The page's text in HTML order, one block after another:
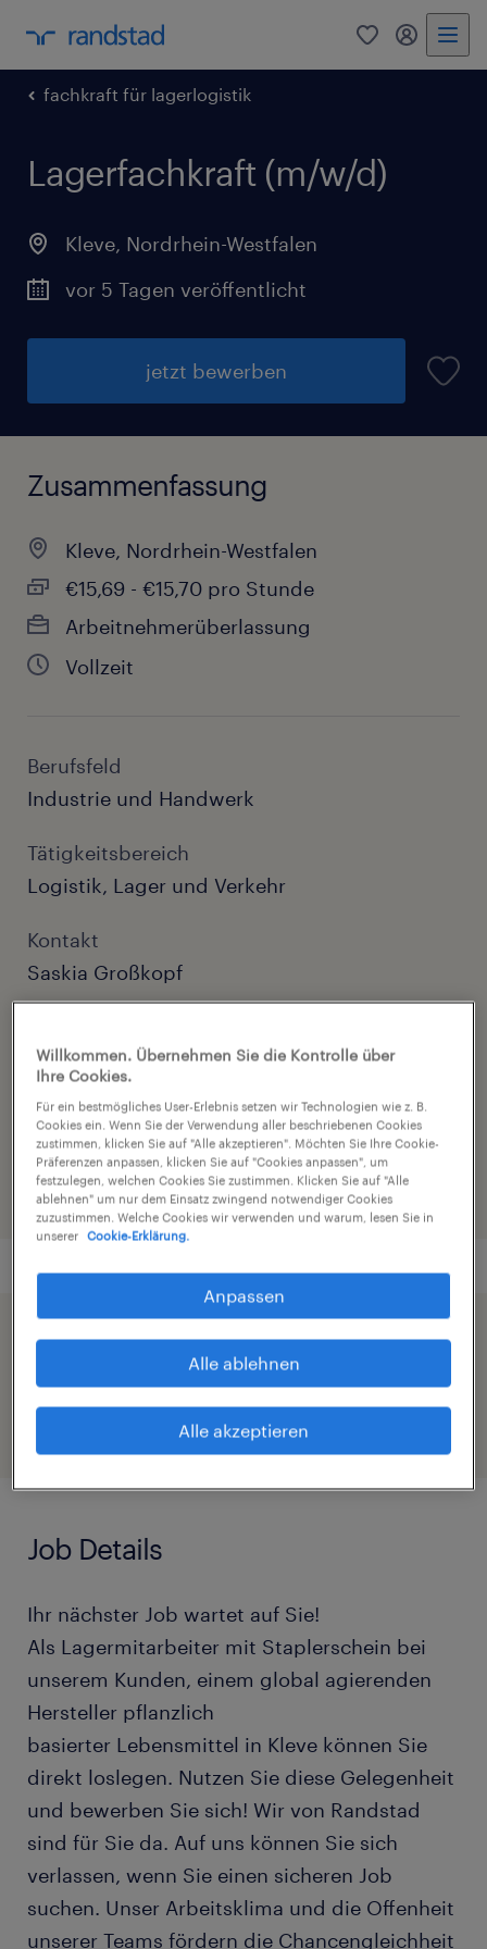
0 Mein
fachkraft für lagerlogistik
Lagerfachkraft (m/w/d)
Kleve, Nordrhein-Westfalen
vor 5 Tagen veröffentlicht
jetzt bewerben
Zusammenfassung
Kleve, Nordrhein-Westfalen
€15,69 - €15,70 pro Stunde
Arbeitnehmerüberlassung
Vollzeit
Berufsfeld
Industrie und Handwerk
Tätigkeitsbereich
Logistik, Lager und Verkehr
Kontakt
Saskia Großkopf
bewerbung.west@randstad.de
Referenznummer
C01299890
Beschleunigen Sie die Jobsuche durch die
Freigabe Ihres Profils
Job Details
Ihr nächster Job wartet auf Sie!
Als Lagermitarbeiter mit Staplerschein bei
unserem Kunden, einem global agierenden
Hersteller pflanzlich
basierter Lebensmittel in Kleve können Sie
direkt loslegen. Nutzen Sie diese Gelegenheit
und bewerben Sie sich! Wir von Randstad
sind für Sie da. Auf uns können Sie sich
verlassen, wenn Sie einen sicheren Job
suchen. Unser Arbeitsklima und die Offenheit
unserer Teams fördern die Chancengleichheit
Willkommen. Übernehmen Sie die Kontrolle über
Ihre Cookies.
Für ein bestmögliches User-Erlebnis setzen wir Technologien wie z. B.
Cookies ein. Wenn Sie der Verwendung aller beschriebenen Cookies
zustimmen, klicken Sie auf "Alle akzeptieren". Möchten Sie Ihre Cookie-
Präferenzen anpassen, klicken Sie auf "Cookies anpassen", um
festzulegen, welchen Cookies Sie zustimmen. Klicken Sie auf "Alle
ablehnen" um nur dem Einsatz zwingend notwendiger Cookies
zuzustimmen. Welche Cookies wir verwenden und warum, lesen Sie in
unserer
Cookie-Erklärung.
Anpassen
Alle ablehnen
Alle akzeptieren